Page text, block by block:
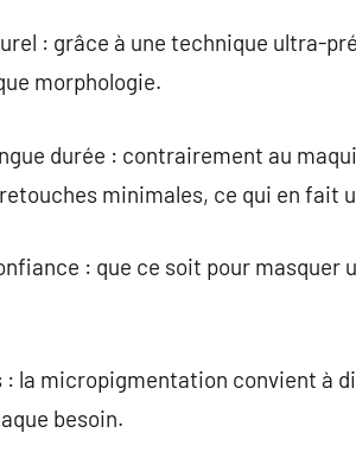
: grâce à une technique ultra-
morphologie.
durée : contrairement au
minimales, ce qui en fait
: que ce soit pour
: la micropigmentation convient à
besoin.